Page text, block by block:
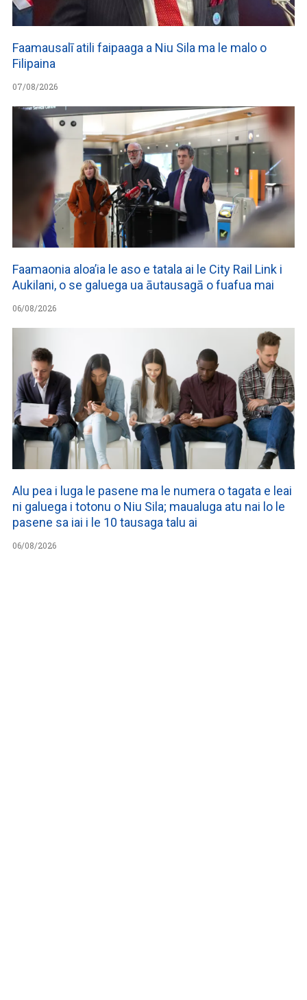
Faamausalī atili faipaaga a Niu Sila ma le malo o
Filipaina
07/08/2026
Faamaonia aloa’ia le aso e tatala ai le City Rail Link i
Aukilani, o se galuega ua āutausagā o fuafua mai
06/08/2026
Alu pea i luga le pasene ma le numera o tagata e leai
ni galuega i totonu o Niu Sila; maualuga atu nai lo le
pasene sa iai i le 10 tausaga talu ai
06/08/2026